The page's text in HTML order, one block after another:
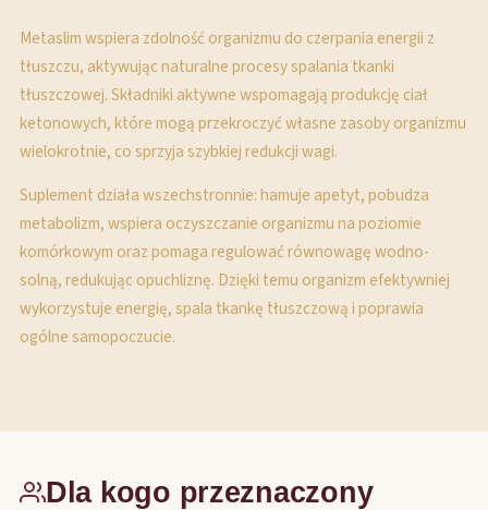
Metaslim wspiera zdolność organizmu do czerpania energii z
tłuszczu, aktywując naturalne procesy spalania tkanki
tłuszczowej. Składniki aktywne wspomagają produkcję ciał
ketonowych, które mogą przekroczyć własne zasoby organizmu
wielokrotnie, co sprzyja szybkiej redukcji wagi.
Suplement działa wszechstronnie: hamuje apetyt, pobudza
metabolizm, wspiera oczyszczanie organizmu na poziomie
komórkowym oraz pomaga regulować równowagę wodno-
solną, redukując opuchliznę. Dzięki temu organizm efektywniej
wykorzystuje energię, spala tkankę tłuszczową i poprawia
ogólne samopoczucie.
Dla kogo przeznaczony